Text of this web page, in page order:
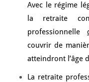
Avec le régime
la retraite
professionnelle
couvrir de
atteindront l’âge
La retraite